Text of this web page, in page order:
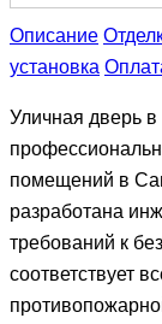
Описание
установка
Уличная дверь
помещений в
разработана
требований к
соответствует